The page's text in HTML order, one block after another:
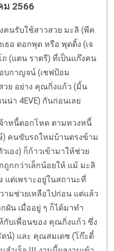
2566
นรับใช้สาวสวย มะลิ (พีค
ธอ ดอกพุด หรือ พุดดิ้ง (เจ
(แตน ราตรี) ที่เป็นแก๊งคน
กาญจน์ (เชฟป้อม
ย อย่าง คุณกิ่งแก้ว (มิ้น
า 4EVE) กันก่อนเลย
าหนี้ดอกโหด ตามทวงหนี้
) คนขับรถใหม่บ้านตรงข้าม
เอง) ก็ก้าวเข้ามาให้ช่วย
ถูกกว่าเล็กน้อยให้ แม้ มะลิ
แต่เพราะอยู่ในสถานะที่
ามช่วยเหลือไปก่อน แต่แล้ว
ผัน เมื่ออยู่ ๆ ก็ได้มาทำ
กับเพื่อนของ คุณกิ่งแก้ว ซึ่ง
น์) และ คุณสมเดช (โก๊ะตี๋